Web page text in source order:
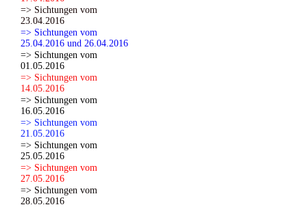
=> Sichtungen vom
23.04.2016
=> Sichtungen vom
25.04.2016 und 26.04.2016
=> Sichtungen vom
01.05.2016
=> Sichtungen vom
14.05.2016
=> Sichtungen vom
16.05.2016
=> Sichtungen vom
21.05.2016
=> Sichtungen vom
25.05.2016
=> Sichtungen vom
27.05.2016
=> Sichtungen vom
28.05.2016